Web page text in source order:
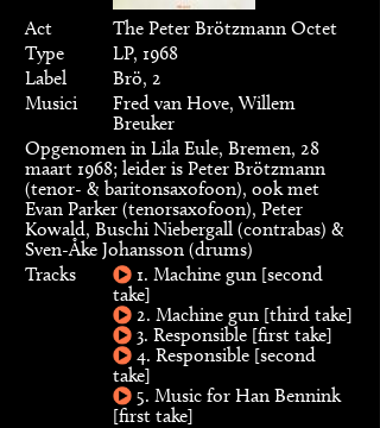
Act
The Peter Brötzmann Octet
Type
LP, 1968
Label
Brö, 2
Musici
Fred van Hove, Willem
Breuker
Opgenomen in Lila Eule, Bremen, 28
maart 1968; leider is Peter Brötzmann
(tenor- & baritonsaxofoon), ook met
Evan Parker (tenorsaxofoon), Peter
Kowald, Buschi Niebergall (contrabas) &
Sven-Åke Johansson (drums)
Tracks
1. Machine gun [second
take]
2. Machine gun [third take]
3. Responsible [first take]
4. Responsible [second
take]
5. Music for Han Bennink
[first take]